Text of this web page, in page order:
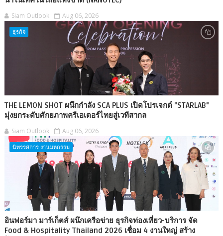
Siam Outlook Aug 06, 2026
ธุรกิจ
THE LEMON SHOT ผนึกกำลัง SCA PLUS เปิดโปรเจกต์ "STARLAB"
มุ่งยกระดับศักยภาพครีเอเตอร์ไทยสู่เวทีสากล
Siam Outlook Aug 06, 2026
นิทรรศการ งานมหกรรม
อินฟอร์มา มาร์เก็ตส์ ผนึกเครือข่าย ธุรกิจท่องเที่ยว-บริการ จัด
Food & Hospitality Thailand 2026 เชื่อม 4 งานใหญ่ สร้าง